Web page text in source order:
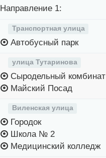
Направление 1:
Транспортная улица
Автобусный парк
улица Тутаринова
Сыродельный комбинат
Майский Посад
Виленская улица
Городок
Школа № 2
Медицинский колледж